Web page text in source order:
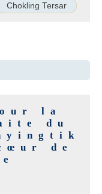
Chokling Tersar
la
du
de